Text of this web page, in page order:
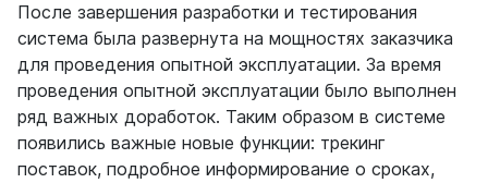
После завершения разработки и тестирования
система была развернута на мощностях заказчика
для проведения опытной эксплуатации. За время
проведения опытной эксплуатации было выполнен
ряд важных доработок. Таким образом в системе
появились важные новые функции: трекинг
поставок, подробное информирование о сроках,